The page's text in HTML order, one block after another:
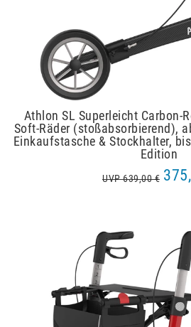
Athlon SL Superleicht Carbon-
Soft-Räder (stoßabsorbierend),
Einkaufstasche & Stockhalter,
Edition
UVP 639,00 €